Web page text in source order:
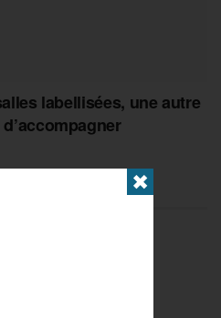
labellisées, une autre
publiée.
✖